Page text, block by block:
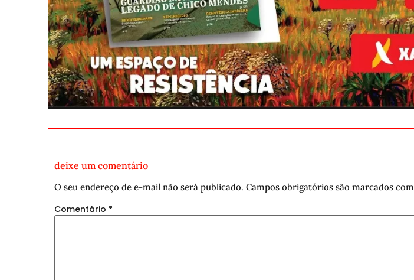
deixe um comentário
O seu endereço de e-mail não será publicado. Campos obrigatórios são marcados com
Comentário *